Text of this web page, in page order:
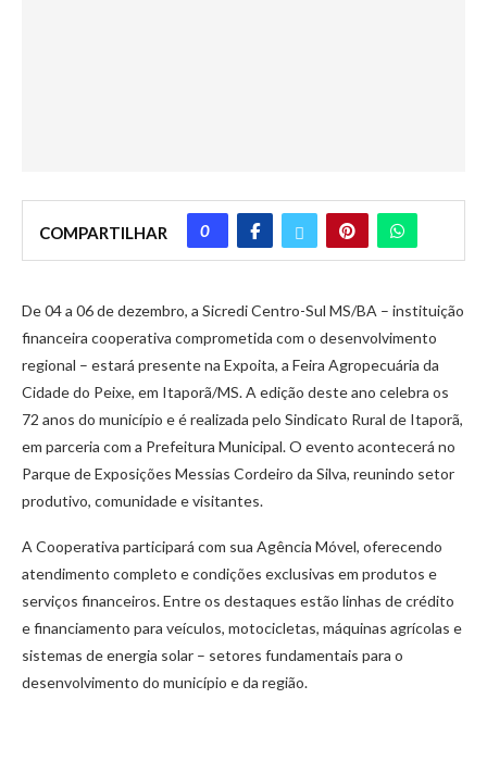
COMPARTILHAR 0
De 04 a 06 de dezembro, a Sicredi Centro-Sul MS/BA – instituição
financeira cooperativa comprometida com o desenvolvimento
regional – estará presente na Expoita, a Feira Agropecuária da
Cidade do Peixe, em Itaporã/MS. A edição deste ano celebra os
72 anos do município e é realizada pelo Sindicato Rural de Itaporã,
em parceria com a Prefeitura Municipal. O evento acontecerá no
Parque de Exposições Messias Cordeiro da Silva, reunindo setor
produtivo, comunidade e visitantes.
A Cooperativa participará com sua Agência Móvel, oferecendo
atendimento completo e condições exclusivas em produtos e
serviços financeiros. Entre os destaques estão linhas de crédito
e financiamento para veículos, motocicletas, máquinas agrícolas e
sistemas de energia solar – setores fundamentais para o
desenvolvimento do município e da região.